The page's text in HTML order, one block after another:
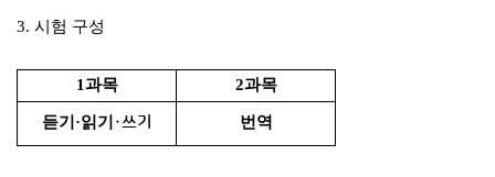
3. 시험 구성
1과목 2과목
듣기 ·읽기 ·쓰기 번역